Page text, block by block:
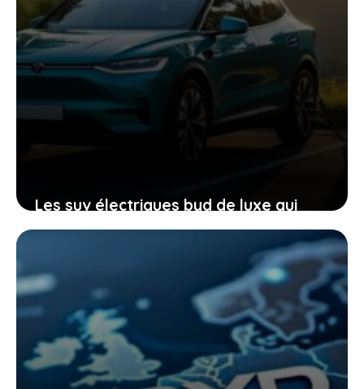
Les suv électriques byd de luxe qui
passionnent déjà des milliers
d’acheteurs avant leur arrivée
24 mai 2026